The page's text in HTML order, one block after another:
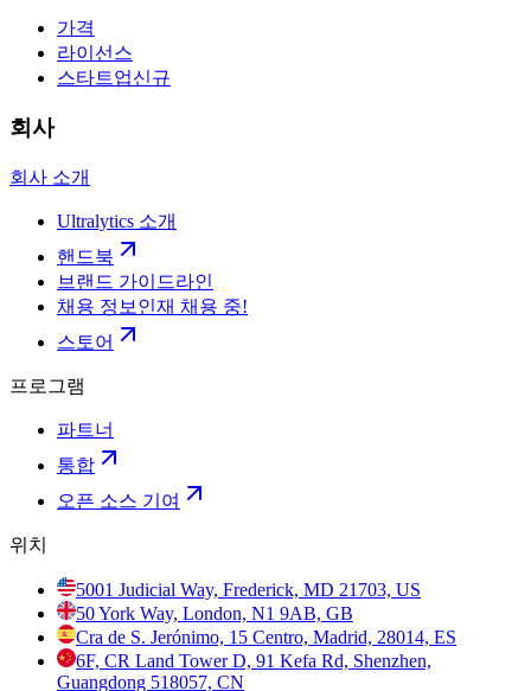
가격
라이선스
스타트업신규
회사
회사 소개
Ultralytics 소개
핸드북
브랜드 가이드라인
채용 정보 인재 채용 중!
스토어
프로그램
파트너
통합
오픈 소스 기여
위치
5001 Judicial Way, Frederick, MD 21703, US
50 York Way, London, N1 9AB, GB
Cra de S. Jerónimo, 15 Centro, Madrid, 28014, ES
6F, CR Land Tower D, 91 Kefa Rd, Shenzhen,
Guangdong 518057, CN